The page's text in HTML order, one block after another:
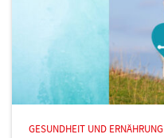
GESUNDHEIT UND ERNÄHRUNG